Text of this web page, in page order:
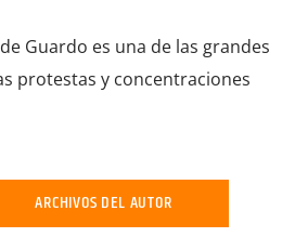
Guardo es una de las grandes
protestas y concentraciones
ARCHIVOS DEL AUTOR